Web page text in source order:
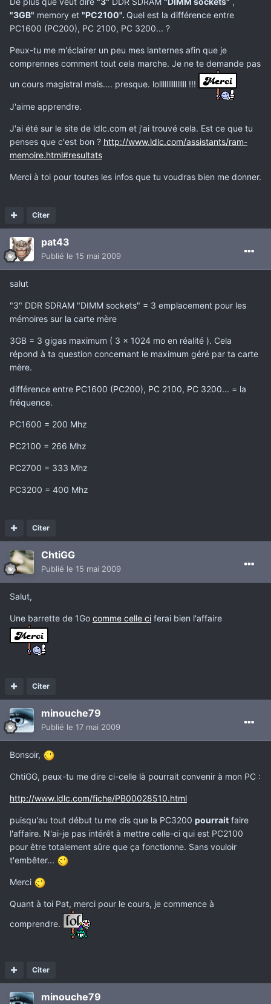
"3GB" memory et "PC2100". Quel est la différence entre
PC1600 (PC200), PC 2100, PC 3200... ?
Peux-tu me m'éclairer un peu mes lanternes afin que je
comprennes comment tout cela marche. Je ne te demande pas
un cours magistral mais.... presque. lolllllllllllllll !!!
J'aime apprendre.
J'ai été sur le site de ldlc.com et j'ai trouvé cela. Est ce que tu
penses que c'est bon ? http://www.ldlc.com/assistants/ram-
memoire.html#resultats
Merci à toi pour toutes les infos que tu voudras bien me donner.
Citer
pat43
Publié le 15 mai 2009
salut
"3" DDR SDRAM "DIMM sockets" = 3 emplacement pour les
mémoires sur la carte mère
3GB = 3 gigas maximum ( 3 x 1024 mo en réalité ). Cela
répond à ta question concernant le maximum géré par ta carte
mère.
différence entre PC1600 (PC200), PC 2100, PC 3200... = la
fréquence.
PC1600 = 200 Mhz
PC2100 = 266 Mhz
PC2700 = 333 Mhz
PC3200 = 400 Mhz
Citer
ChtiGG
Publié le 15 mai 2009
Salut,
Une barrette de 1Go comme celle ci ferai bien l'affaire
Citer
minouche79
Publié le 17 mai 2009
Bonsoir,
ChtiGG, peux-tu me dire ci-celle là pourrait convenir à mon PC :
http://www.ldlc.com/fiche/PB00028510.html
puisqu'au tout début tu me dis que la PC3200 pourrait faire
l'affaire. N'ai-je pas intérêt à mettre celle-ci qui est PC2100
pour être totalement sûre que ça fonctionne. Sans vouloir
t'embêter...
Merci
Quant à toi Pat, merci pour le cours, je commence à
comprendre.
Citer
minouche79